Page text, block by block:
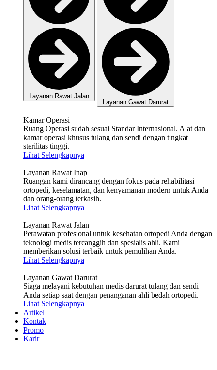
Layanan Rawat Jalan
Layanan Gawat Darurat
Kamar Operasi
Ruang Operasi sudah sesuai Standar Internasional. Alat dan
kamar operasi khusus tulang dan sendi dengan tingkat
sterilitas tinggi.
Lihat Selengkapnya
Layanan Rawat Inap
Ruangan kami dirancang dengan fokus pada rehabilitasi
ortopedi, keselamatan, dan kenyamanan modern untuk Anda
dan orang-orang terkasih.
Lihat Selengkapnya
Layanan Rawat Jalan
Perawatan profesional untuk kesehatan ortopedi Anda dengan
teknologi medis tercanggih dan spesialis ahli. Kami
memberikan solusi terbaik untuk pemulihan Anda.
Lihat Selengkapnya
Layanan Gawat Darurat
Siaga melayani kebutuhan medis darurat tulang dan sendi
Anda setiap saat dengan penanganan ahli bedah ortopedi.
Lihat Selengkapnya
Artikel
Kontak
Promo
Karir